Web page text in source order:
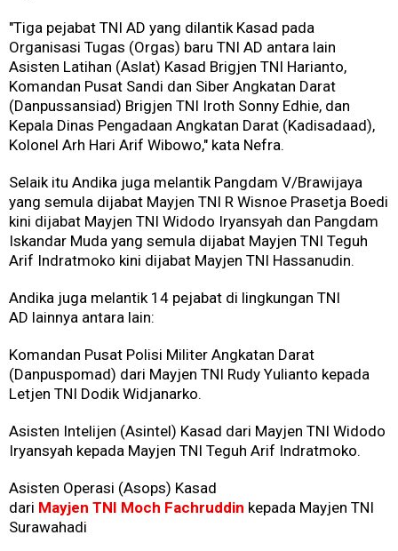
"Tiga pejabat TNI AD yang dilantik Kasad pada
Organisasi Tugas (Orgas) baru TNI AD antara lain
Asisten Latihan (Aslat) Kasad Brigjen TNI Harianto,
Komandan Pusat Sandi dan Siber Angkatan Darat
(Danpussansiad) Brigjen TNI Iroth Sonny Edhie, dan
Kepala Dinas Pengadaan Angkatan Darat (Kadisadaad),
Kolonel Arh Hari Arif Wibowo," kata Nefra.
Selaik itu Andika juga melantik Pangdam V/Brawijaya
yang semula dijabat Mayjen TNI R Wisnoe Prasetja Boedi
kini dijabat Mayjen TNI Widodo Iryansyah dan Pangdam
Iskandar Muda yang semula dijabat Mayjen TNI Teguh
Arif Indratmoko kini dijabat Mayjen TNI Hassanudin.
Andika juga melantik 14 pejabat di lingkungan TNI
AD lainnya antara lain:
Komandan Pusat Polisi Militer Angkatan Darat
(Danpuspomad) dari Mayjen TNI Rudy Yulianto kepada
Letjen TNI Dodik Widjanarko.
Asisten Intelijen (Asintel) Kasad dari Mayjen TNI Widodo
Iryansyah kepada Mayjen TNI Teguh Arif Indratmoko.
Asisten Operasi (Asops) Kasad
dari Mayjen TNI Moch Fachruddin kepada Mayjen TNI
Surawahadi